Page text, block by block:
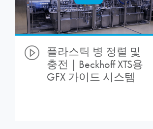
플라스틱 병 정렬 및
충전 | Beckhoff XTS용
GFX 가이드 시스템